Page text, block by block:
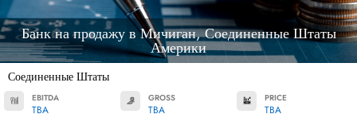
Банк на продажу в Мичиган, Соединенные Штаты
Америки
Соединенные Штаты
EBITDA
TBA
GROSS
TBA
PRICE
TBA